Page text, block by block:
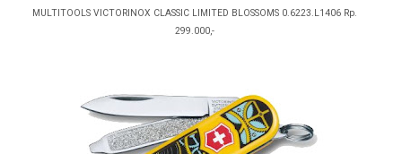
MULTITOOLS VICTORINOX CLASSIC LIMITED BLOSSOMS 0.6223.L1406 Rp.
299.000,-